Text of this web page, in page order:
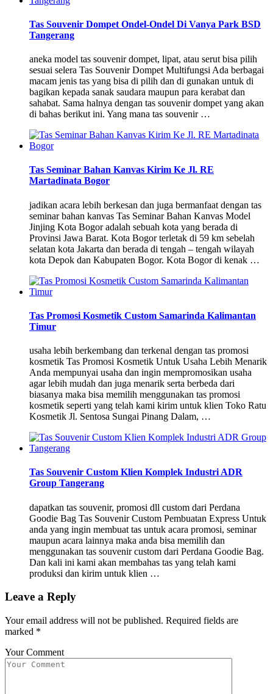
Tas Souvenir Dompet Ondel-Ondel Di Vanya Park BSD
Tangerang
aneka model tas souvenir dompet, lipat, atau serut bisa pilih
sesuai selera Tas Souvenir Dompet Multifungsi Ada berbagai
macam jenis tas yang bisa di pilih dan di gunakan untuk di
bagikan kepada sanak saudara maupun para kerabat dan
sahabat. Sama halnya dengan tas souvenir dompet yang akan
di bahas berikut ini. Yang mana tas souvenir …
Tas Seminar Bahan Kanvas Kirim Ke Jl. RE
Martadinata Bogor
jadikan acara lebih berkesan dan juga bermanfaat dengan tas
seminar bahan kanvas Tas Seminar Bahan Kanvas Model
Jinjing Kota Bogor adalah sebuah kota yang berada di
Provinsi Jawa Barat. Kota Bogor terletak di 59 km sebelah
selatan kota Jakarta dan berada di tengah – tengah wilayah
kota Depok dan Kabupaten Bogor. Kota Bogor di kenak …
Tas Promosi Kosmetik Custom Samarinda Kalimantan
Timur
usaha lebih berkembang dan terkenal dengan tas promosi
kosmetik Tas Promosi Kosmetik Untuk Usaha Lebih Menarik
Anda mempunyai usaha dan ingin mempromosikan usaha
agar lebih mudah dan juga menarik serta berbeda dari
biasanya maka bisa memilih menggunakan tas promosi
kosmetik seperti yang telah kami kirim untuk klien Toko Ratu
Kosmetik Jl. Sentosa Sungai Pinang Dalam, …
Tas Souvenir Custom Klien Komplek Industri ADR
Group Tangerang
dapatkan tas souvenir, promosi dll custom dari Perdana
Goodie Bag Tas Souvenir Custom Pembuatan Express Untuk
anda yang ingin membuat tas untuk acara promosi, seminar
maupun acara lainnya maka anda bisa memilih dan
menggunakan tas souvenir custom dari Perdana Goodie Bag.
Dan kali ini kami akan membahas tas yang telah kami
produksi dan kirim untuk klien …
Leave a Reply
Your email address will not be published. Required fields are
marked *
Your Comment